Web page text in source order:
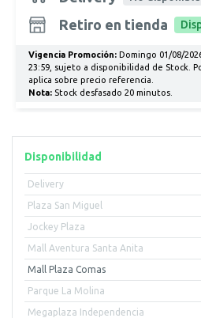
Disponibilidad
Delivery
Plaza San Miguel
Jockey Plaza
Mall Aventura Santa Anita
Mall Plaza Comas
Parque La Molina
Megaplaza Independencia
Retiro en tienda
Vigencia Promoción:Domingo 01/08/
23:59, sujeto a disponibilidad de Stock.
aplica sobre precio referencia.
Nota:Stock desfasado 20 minutos.